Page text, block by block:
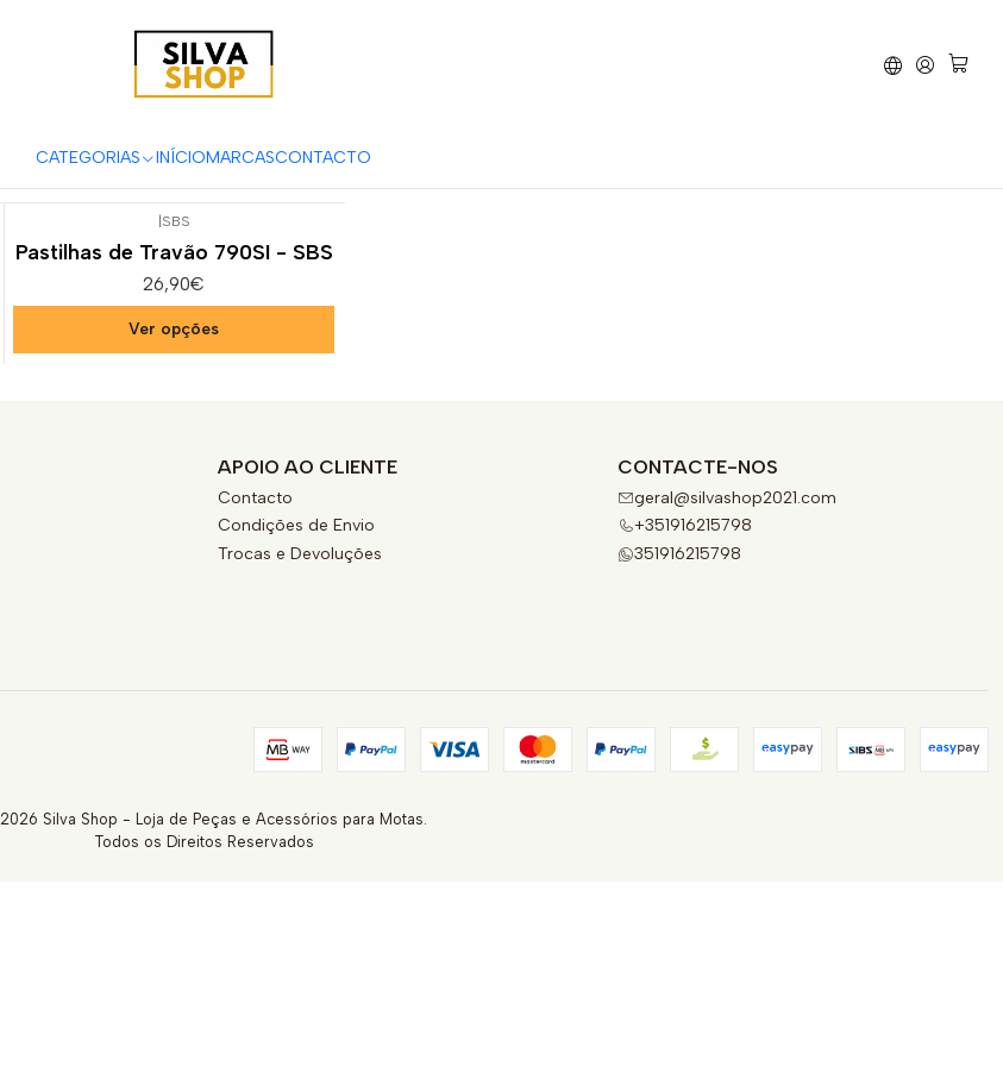
CATEGORIAS INÍCIOMARCASCONTACTO
RR 480
SBS
Pastilhas de Travão 790SI - SBS
26,90€
Ver opções
APOIO AO CLIENTE
Contacto
Condições de Envio
Trocas e Devoluções
CONTACTE-NOS
geral@silvashop2021.com
+351916215798
351916215798
2026 Silva Shop - Loja de Peças e Acessórios para Motas.
Todos os Direitos Reservados